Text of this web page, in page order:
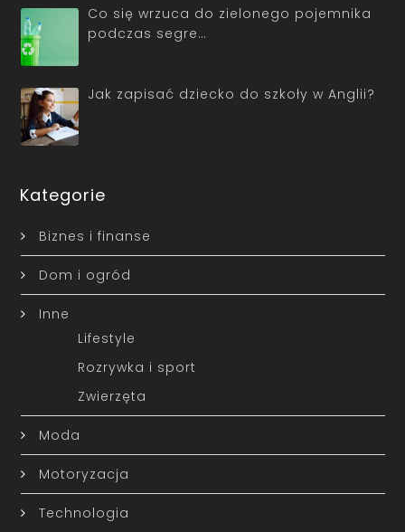
Co się wrzuca do zielonego pojemnika
podczas segre…
Jak zapisać dziecko do szkoły w Anglii?
Kategorie
Biznes i finanse
Dom i ogród
Inne
Lifestyle
Rozrywka i sport
Zwierzęta
Moda
Motoryzacja
Technologia